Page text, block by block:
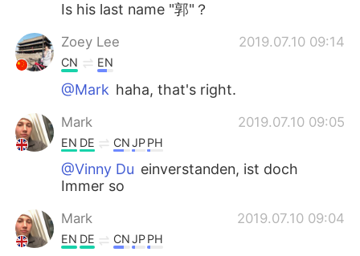
Is his last name "郭"？
Zoey Lee 2019.07.10 09:14
CN EN
@Mark haha, that's right.
Mark 2019.07.10 09:05
EN DE CNJPPH
@Vinny Du einverstanden, ist doch
Immer so
Mark 2019.07.10 09:04
EN DE CNJPPH